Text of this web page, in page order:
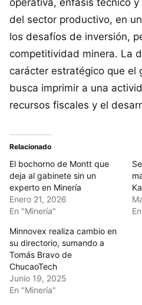
operativa, énfasis técnico
del sector productivo, en
los desafíos de inversión,
competitividad minera. La
carácter estratégico que el
busca imprimir a una
recursos fiscales y el
Relacionado
El bochorno de Montt que
deja al gabinete sin un
experto en Minería
Enero 21, 2026
En "Minería"
Minnovex realiza cambio en
su directorio, sumando a
Tomás Bravo de
ChucaoTech
Junio 19, 2025
En "Minería"